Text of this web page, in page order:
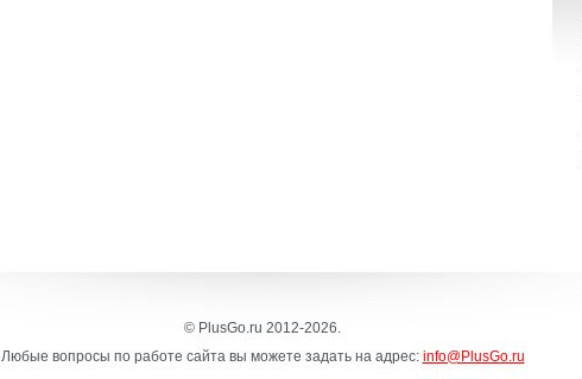
© PlusGo.ru 2012-2026.
Любые вопросы по работе сайта вы можете задать на адрес: info@PlusGo.ru